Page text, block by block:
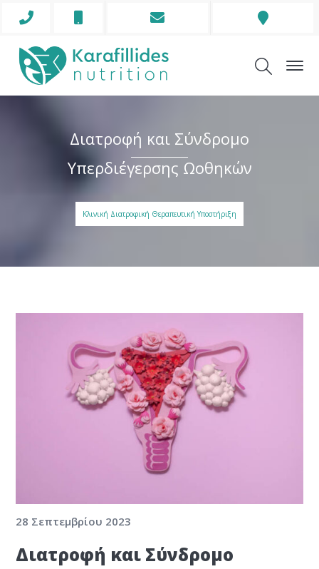
Phone
Envelope
Address
Διατροφή και Σύνδρομο
Υπερδιέγερσης Ωοθηκών
Κλινική Διατροφική Θεραπευτική Υποστήριξη
28 Σεπτεμβρίου 2023
Διατροφή και Σύνδρομο